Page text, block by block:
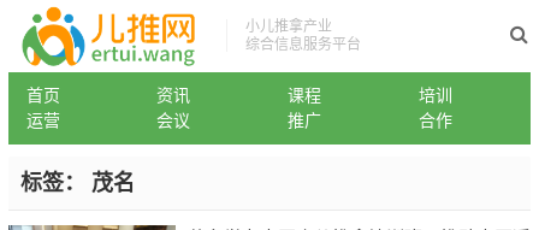
小儿推拿产业
综合信息服务平台
首页 资讯 课程
培训
运营
会议 推广 合作
标签： 茂名